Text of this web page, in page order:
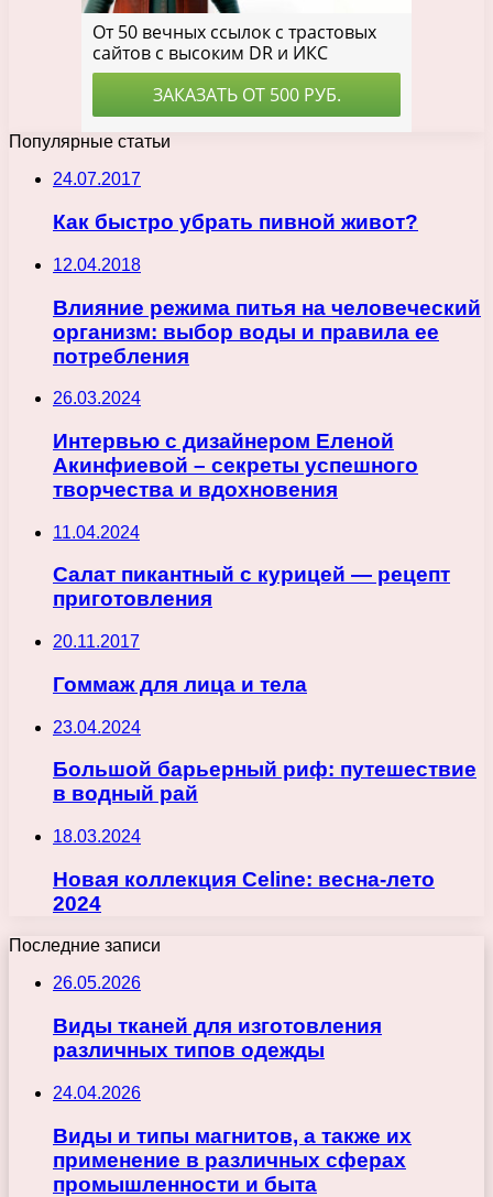
Популярные статьи
24.07.2017
Как быстро убрать пивной живот?
12.04.2018
Влияние режима питья на человеческий
организм: выбор воды и правила ее
потребления
26.03.2024
Интервью с дизайнером Еленой
Акинфиевой – секреты успешного
творчества и вдохновения
11.04.2024
Салат пикантный с курицей — рецепт
приготовления
20.11.2017
Гоммаж для лица и тела
23.04.2024
Большой барьерный риф: путешествие
в водный рай
18.03.2024
Новая коллекция Celine: весна-лето
2024
Последние записи
26.05.2026
Виды тканей для изготовления
различных типов одежды
24.04.2026
Виды и типы магнитов, а также их
применение в различных сферах
промышленности и быта